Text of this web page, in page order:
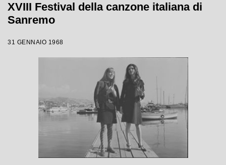
XVIII Festival della canzone italiana di
Sanremo
31 GENNAIO 1968